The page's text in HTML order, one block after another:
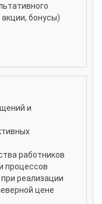
бонусы)
и
работников
процессов
реализации
цене